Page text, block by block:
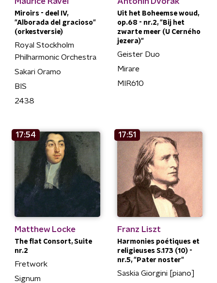
Miroirs - deel IV,
"Alborada del gracioso"
(orkestversie)
Royal Stockholm
Philharmonic Orchestra
Sakari Oramo
BIS
2438
Uit het Boheemse woud,
op.68 - nr.2, "Bij het
zwarte meer (U Cerného
jezera)"
Geister Duo
Mirare
MIR610
17:54
Matthew Locke
The flat Consort, Suite
nr.2
Fretwork
Signum
17:51
Franz Liszt
Harmonies poétiques et
religieuses S.173 (10) -
nr.5, "Pater noster"
Saskia Giorgini [piano]